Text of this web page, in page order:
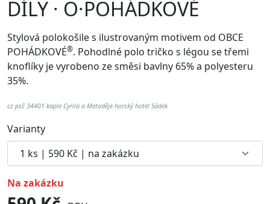
DÍLY · O·POHÁDKOVÉ
Stylová polokošile s ilustrovaným motivem od OBCE
POHÁDKOVÉ®. Pohodlné polo tričko s légou se třemi
knoflíky je vyrobeno ze směsi bavlny 65% a polyesteru
35%.
cz psč 34401 kaple Cyrila a Metoděje horský hotel Sádek
Varianty
na zakázku